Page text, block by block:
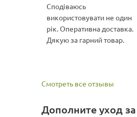
Сподіваюсь
використовувати не один
рік. Оперативна доставка.
Дякую за гарний товар.
Смотреть все отзывы
Дополните уход